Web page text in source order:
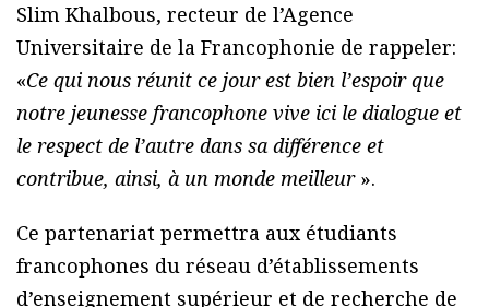
Slim Khalbous, recteur de l’Agence
Universitaire de la Francophonie de rappeler:
«Ce qui nous réunit ce jour est bien l’espoir que
notre jeunesse francophone vive ici le dialogue et
le respect de l’autre dans sa différence et
contribue, ainsi, à un monde meilleur».
Ce partenariat permettra aux étudiants
francophones du réseau d’établissements
d’enseignement supérieur et de recherche de